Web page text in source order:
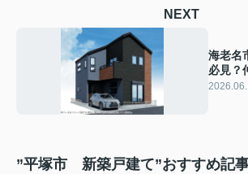
NEXT
海老名
必見？
入する
”平塚市 新築戸建て”おすすめ記